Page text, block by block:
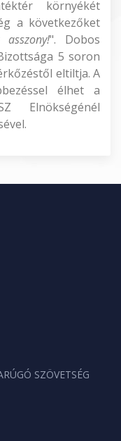
környékét
a következőket
". Dobos
5 soron
eltiltja. A
élhet a
Elnökségénél
SZÖVETSÉG